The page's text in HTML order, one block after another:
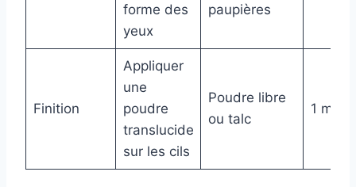
forme des
yeux
paupières
Finition
Appliquer
une
poudre
translucide
sur les cils
Poudre libre
ou talc
1 min